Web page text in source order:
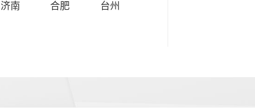
济南 合肥 台州